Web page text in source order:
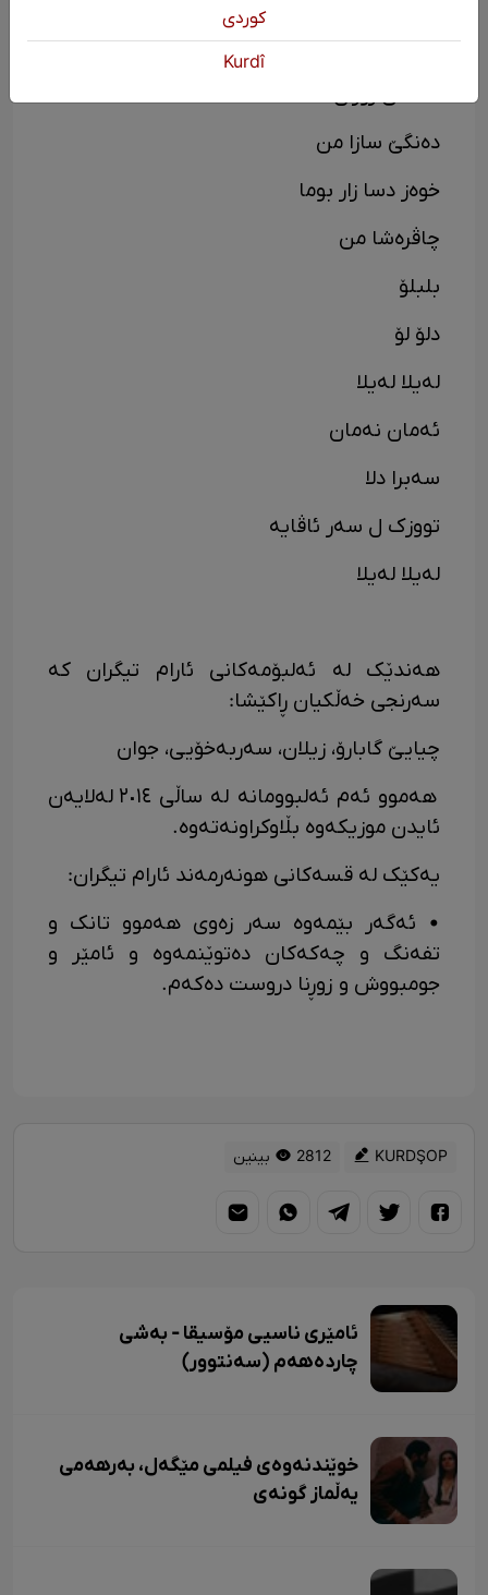
دیلبەرام دیلبەر
دەنگێ سازا من
خوەز دسا زار بوما
چاڤرەشا من
بلبلۆ
دلۆ لۆ
لەیلا لەیلا
ئەمان نەمان
سەبرا دلا
تووزک ل سەر ئاڤایە
لەیلا لەیلا
هەندێک لە ئەلبۆمەکانی ئارام تیگران کە
سەرنجی خەڵکیان ڕاکێشا:
چیایێ گابارۆ، زیلان، سەربەخۆیی، جوان
هەموو ئەم ئەلبوومانە لە ساڵی ٢٠١٤ لەلایەن
ئایدن موزیکەوە بڵاوکراونەتەوە.
یەکێک لە قسەکانی هونەرمەند ئارام تیگران:
• ئەگەر بێمەوە سەر زەوی هەموو تانک و
تفەنگ و چەکەکان دەتوێنمەوە و ئامێر و
جومبووش و زوڕنا دروست دەکەم.
KURDŞOP 2812 بینین
ئامێری ناسیی مۆسیقا - بەشی
چاردەهەم (سەنتوور)
خوێندنەوەی فیلمی مێگەل، بەرهەمی
یەڵماز گونەی
كوردی
Kurdî